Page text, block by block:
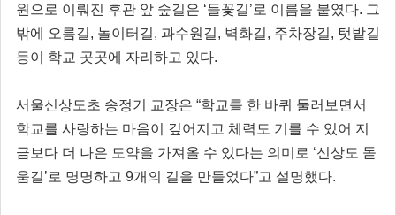
원으로 이뤄진 후관 앞 숲길은 ‘들꽃길’로 이름을 붙였다. 그
밖에 오름길, 놀이터길, 과수원길, 벽화길, 주차장길, 텃밭길
등이 학교 곳곳에 자리하고 있다.
서울신상도초 송정기 교장은 “학교를 한 바퀴 둘러보면서
학교를 사랑하는 마음이 깊어지고 체력도 기를 수 있어 지
금보다 더 나은 도약을 가져올 수 있다는 의미로 ‘신상도 돋
움길’로 명명하고 9개의 길을 만들었다”고 설명했다.